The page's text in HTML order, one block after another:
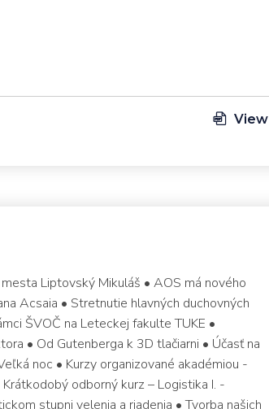
View
Liptovský Mikuláš • AOS má nového
Acsaia • Stretnutie hlavných duchovných
ŠVOČ na Leteckej fakulte TUKE •
• Od Gutenberga k 3D tlačiarni • Účasť na
noc • Kurzy organizované akadémiou -
odborný kurz – Logistika I. -
stupni velenia a riadenia • Tvorba našich